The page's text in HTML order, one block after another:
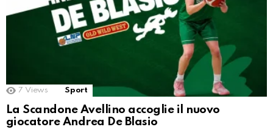
7 Views Sport
La Scandone Avellino accoglie il nuovo
giocatore Andrea De Blasio